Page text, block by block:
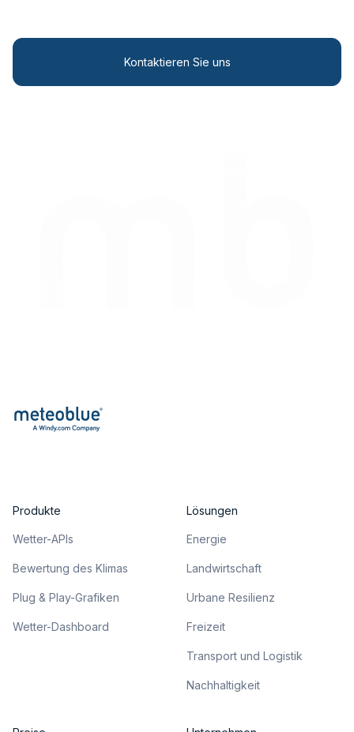
Kontaktieren Sie uns
Produkte
Wetter-APIs
Bewertung des Klimas
Plug & Play-Grafiken
Wetter-Dashboard
Lösungen
Energie
Landwirtschaft
Urbane Resilienz
Freizeit
Transport und Logistik
Nachhaltigkeit